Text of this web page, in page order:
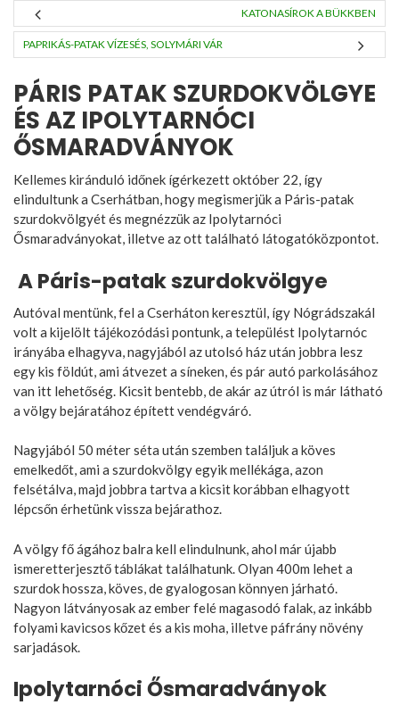
KATONASÍROK A BÜKKBEN
PAPRIKÁS-PATAK VÍZESÉS, SOLYMÁRI VÁR
PÁRIS PATAK SZURDOKVÖLGYE
ÉS AZ IPOLYTARNÓCI
ŐSMARADVÁNYOK
Kellemes kiránduló időnek ígérkezett október 22, így
elindultunk a Cserhátban, hogy megismerjük a Páris-patak
szurdokvölgyét és megnézzük az Ipolytarnóci
Ősmaradványokat, illetve az ott található látogatóközpontot.
A Páris-patak szurdokvölgye
Autóval mentünk, fel a Cserháton keresztül, így Nógrádszakál
volt a kijelölt tájékozódási pontunk, a települést Ipolytarnóc
irányába elhagyva, nagyjából az utolsó ház után jobbra lesz
egy kis földút, ami átvezet a síneken, és pár autó parkolásához
van itt lehetőség. Kicsit bentebb, de akár az útról is már látható
a völgy bejáratához épített vendégváró.
Nagyjából 50 méter séta után szemben találjuk a köves
emelkedőt, ami a szurdokvölgy egyik mellékága, azon
felsétálva, majd jobbra tartva a kicsit korábban elhagyott
lépcsőn érhetünk vissza bejárathoz.
A völgy fő ágához balra kell elindulnunk, ahol már újabb
ismeretterjesztő táblákat találhatunk. Olyan 400m lehet a
szurdok hossza, köves, de gyalogosan könnyen járható.
Nagyon látványosak az ember felé magasodó falak, az inkább
folyami kavicsos kőzet és a kis moha, illetve páfrány növény
sarjadások.
Ipolytarnóci Ősmaradványok